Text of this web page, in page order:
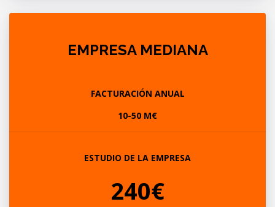
EMPRESA MEDIANA
FACTURACIÓN ANUAL
10-50 M€
ESTUDIO DE LA EMPRESA
240€